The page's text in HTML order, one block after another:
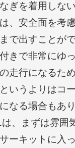
ぎを着用しな
、安全面を考
で出すことが
きで非常にゆ
走行になるた
いうよりはコ
なる場合もあ
、まずは雰囲
ーキットに入